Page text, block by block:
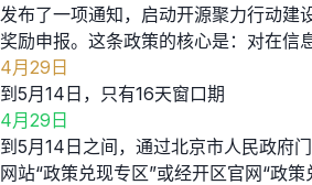
发布了一项通知，启动开源聚力行动建
奖励申报。这条政策的核心是：对在信
4月29日
到5月14日，只有16天窗口期
4月29日
到5月14日之间，通过北京市人民政府
网站“政策兑现专区”或经开区官网“政